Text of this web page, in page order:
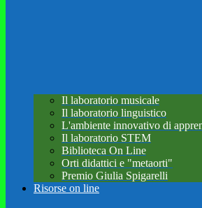
Il laboratorio musicale
Il laboratorio linguistico
L'ambiente innovativo di
Il laboratorio STEM
Biblioteca On Line
Orti didattici e "metaorti"
Premio Giulia Spigarelli
Risorse on line